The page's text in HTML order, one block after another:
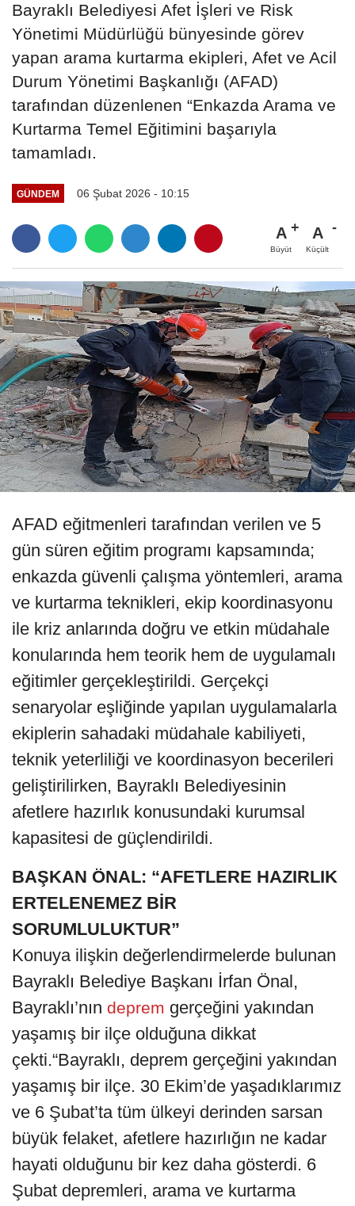
Bayraklı Belediyesi Afet İşleri ve Risk
Yönetimi Müdürlüğü bünyesinde görev
yapan arama kurtarma ekipleri, Afet ve Acil
Durum Yönetimi Başkanlığı (AFAD)
tarafından düzenlenen “Enkazda Arama ve
Kurtarma Temel Eğitimini başarıyla
tamamladı.
GÜNDEM 06 Şubat 2026 - 10:15
A
Büyüt
A
Küçült
AFAD eğitmenleri tarafından verilen ve 5
gün süren eğitim programı kapsamında;
enkazda güvenli çalışma yöntemleri, arama
ve kurtarma teknikleri, ekip koordinasyonu
ile kriz anlarında doğru ve etkin müdahale
konularında hem teorik hem de uygulamalı
eğitimler gerçekleştirildi. Gerçekçi
senaryolar eşliğinde yapılan uygulamalarla
ekiplerin sahadaki müdahale kabiliyeti,
teknik yeterliliği ve koordinasyon becerileri
geliştirilirken, Bayraklı Belediyesinin
afetlere hazırlık konusundaki kurumsal
kapasitesi de güçlendirildi.
BAŞKAN ÖNAL: “AFETLERE HAZIRLIK
ERTELENEMEZ BİR
SORUMLULUKTUR”
Konuya ilişkin değerlendirmelerde bulunan
Bayraklı Belediye Başkanı İrfan Önal,
Bayraklı’nın deprem gerçeğini yakından
yaşamış bir ilçe olduğuna dikkat
çekti.“Bayraklı, deprem gerçeğini yakından
yaşamış bir ilçe. 30 Ekim’de yaşadıklarımız
ve 6 Şubat’ta tüm ülkeyi derinden sarsan
büyük felaket, afetlere hazırlığın ne kadar
hayati olduğunu bir kez daha gösterdi. 6
Şubat depremleri, arama ve kurtarma